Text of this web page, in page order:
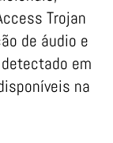
Trojan
de áudio e
em
na